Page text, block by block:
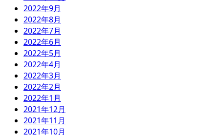
2022年9月
2022年8月
2022年7月
2022年6月
2022年5月
2022年4月
2022年3月
2022年2月
2022年1月
2021年12月
2021年11月
2021年10月